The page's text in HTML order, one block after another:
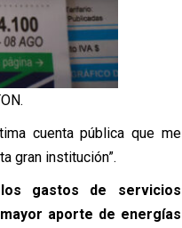
cuenta pública que me
gran institución”.
gastos de servicios
aporte de energías